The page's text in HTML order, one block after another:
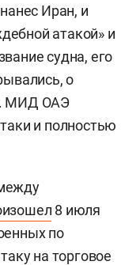
Иран, и
атакой» и
судна, его
о
МИД ОАЭ
и полностью
8 июля
по
на торговое